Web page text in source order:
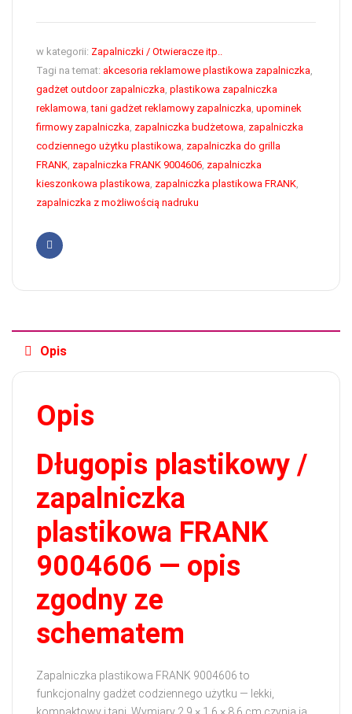
w kategorii: Zapalniczki / Otwieracze itp..
Tagi na temat: akcesoria reklamowe plastikowa zapalniczka,
gadżet outdoor zapalniczka, plastikowa zapalniczka
reklamowa,tani gadżet reklamowy zapalniczka, upominek
firmowy zapalniczka, zapalniczka budżetowa, zapalniczka
codziennego użytku plastikowa, zapalniczka do grilla
FRANK, zapalniczka FRANK 9004606, zapalniczka
kieszonkowa plastikowa, zapalniczka plastikowa FRANK,
zapalniczka z możliwością nadruku
Facebook
Opis
Opis
Długopis plastikowy /
zapalniczka
plastikowa FRANK
9004606 — opis
zgodny ze
schematem
Zapalniczka plastikowa FRANK 9004606 to
funkcjonalny gadżet codziennego użytku — lekki,